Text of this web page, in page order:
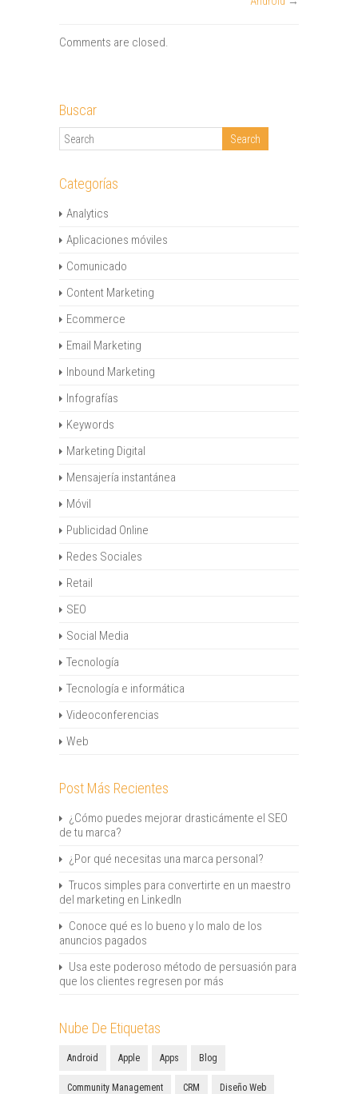
Comments are closed.
Buscar
Categorías
Analytics
Aplicaciones móviles
Comunicado
Content Marketing
Ecommerce
Email Marketing
Inbound Marketing
Infografías
Keywords
Marketing Digital
Mensajería instantánea
Móvil
Publicidad Online
Redes Sociales
Retail
SEO
Social Media
Tecnología
Tecnología e informática
Videoconferencias
Web
Post Más Recientes
¿Cómo puedes mejorar drasticámente el SEO
de tu marca?
¿Por qué necesitas una marca personal?
Trucos simples para convertirte en un maestro
del marketing en LinkedIn
Conoce qué es lo bueno y lo malo de los
anuncios pagados
Usa este poderoso método de persuasión para
que los clientes regresen por más
Nube De Etiquetas
Android Apple Apps Blog
Community Management CRM Diseño Web